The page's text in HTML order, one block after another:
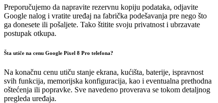
Preporučujemo da napravite rezervnu kopiju podataka, odjavite
Google nalog i vratite uređaj na fabrička podešavanja pre nego što
ga donesete ili pošaljete. Tako štitite svoju privatnost i ubrzavate
postupak otkupa.
Šta utiče na cenu Google Pixel 8 Pro telefona?
Na konačnu cenu utiču stanje ekrana, kućišta, baterije, ispravnost
svih funkcija, memorijska konfiguracija, kao i eventualna prethodna
oštećenja ili popravke. Sve navedeno proverava se tokom detaljnog
pregleda uređaja.